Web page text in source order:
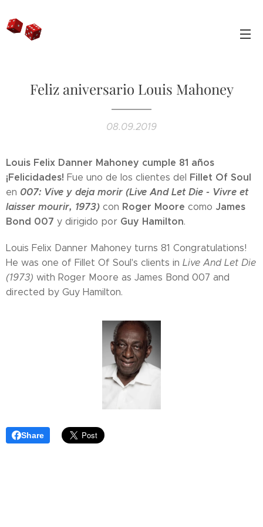
Feliz aniversario Louis Mahoney
08.09.2019
Louis Felix Danner Mahoney cumple 81 años
¡Felicidades! Fue uno de los clientes del Fillet Of Soul
en 007: Vive y deja morir (Live And Let Die - Vivre et
laisser mourir, 1973) con Roger Moore como James
Bond 007 y dirigido por Guy Hamilton.
Louis Felix Danner Mahoney turns 81 Congratulations!
He was one of Fillet Of Soul's clients in Live And Let Die
(1973) with Roger Moore as James Bond 007 and
directed by Guy Hamilton.
Share